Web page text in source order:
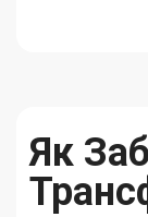
Як